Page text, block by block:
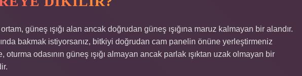
güneş ışığı alan ancak doğrudan güneş ışığına maruz kalmayan bir alandır.
bakmak istiyorsanız, bitkiyi doğrudan cam panelin önüne yerleştirmeniz
odasının güneş ışığı almayan ancak parlak ışıktan uzak olmayan bir